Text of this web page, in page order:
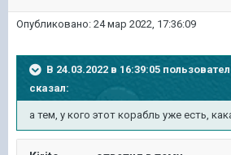
Опубликовано: 24 мар 2022, 17:36:09
В 24.03.2022 в 16:39:05
сказал:
а тем, у кого этот корабль уже есть,